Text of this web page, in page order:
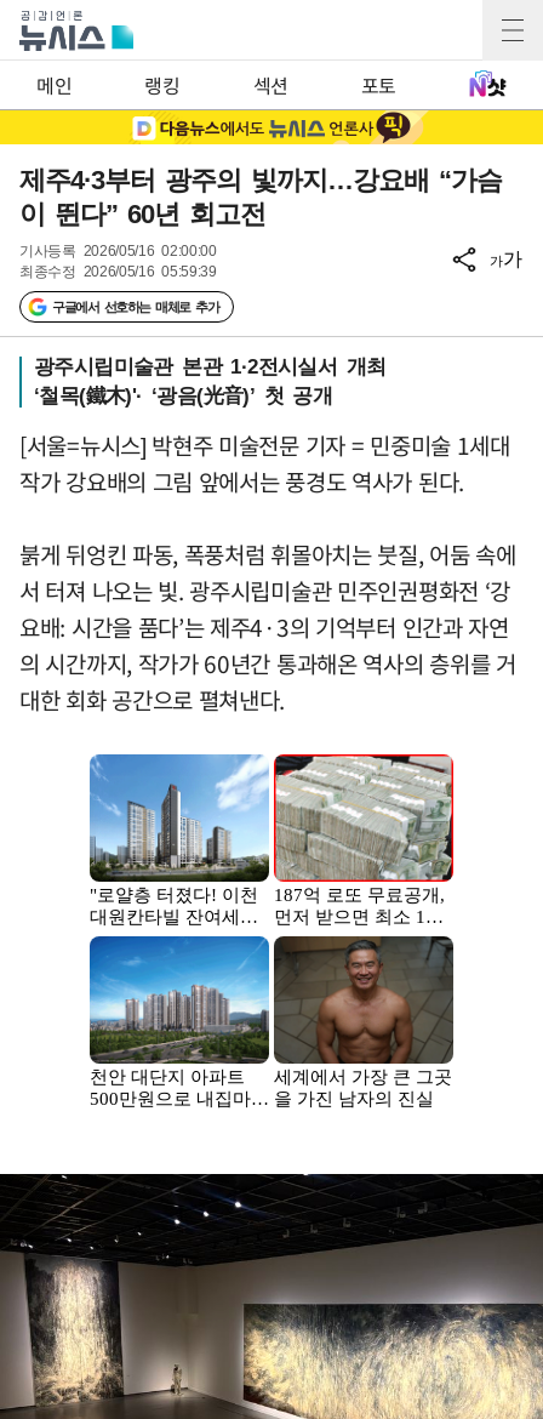
메인 랭킹 섹션 포토
제주4·3부터 광주의 빛까지…강요배 “가슴
이 뛴다” 60년 회고전
기사등록 2026/05/16 02:00:00
최종수정 2026/05/16 05:59:39
구글에서 선호하는 매체로 추가
가가
광주시립미술관 본관 1·2전시실서 개최
‘철목(鐵木)'· ‘광음(光音)’ 첫 공개
[서울=뉴시스] 박현주 미술전문 기자 = 민중미술 1세대
작가 강요배의 그림 앞에서는 풍경도 역사가 된다.
붉게 뒤엉킨 파동, 폭풍처럼 휘몰아치는 붓질, 어둠 속에
서 터져 나오는 빛. 광주시립미술관 민주인권평화전 ‘강
요배: 시간을 품다’는 제주4·3의 기억부터 인간과 자연
의 시간까지, 작가가 60년간 통과해온 역사의 층위를 거
대한 회화 공간으로 펼쳐낸다.